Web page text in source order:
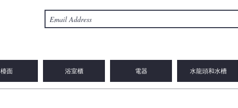
檯面 浴室櫃 電器 水龍頭和水槽